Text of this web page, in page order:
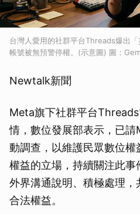
台灣人愛用的社群平台Threads爆出
帳號被無預警停權。(示意圖) 圖：
Newtalk新聞
Meta旗下社群平台
情，數位發展部表示，已
動調查，以維護民眾數位
權益的立場，持續關注此
外界溝通說明、積極處理
合法權益。